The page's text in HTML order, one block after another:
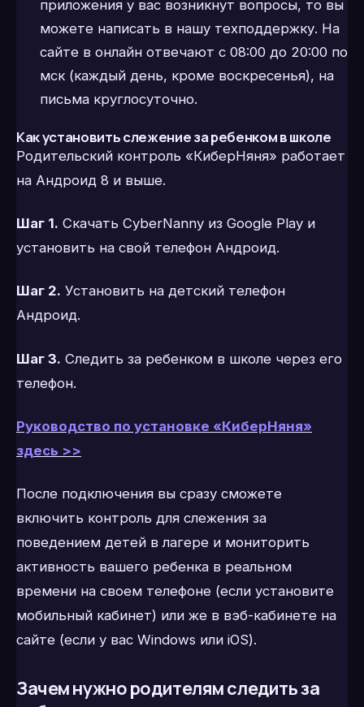
приложения у вас возникнут вопросы, то вы
можете написать в нашу техподдержку. На
сайте в онлайн отвечают с 08:00 до 20:00 по
мск (каждый день, кроме воскресенья), на
письма круглосуточно.
Как установить слежение за ребенком в школе
Родительский контроль «КиберНяня» работает
на Андроид 8 и выше.
Шаг 1. Скачать CyberNanny из Google Play и
установить на свой телефон Андроид.
Шаг 2. Установить на детский телефон
Андроид.
Шаг 3. Следить за ребенком в школе через его
телефон.
Руководство по установке «КиберНяня»
здесь >>
После подключения вы сразу сможете
включить контроль для слежения за
поведением детей в лагере и мониторить
активность вашего ребенка в реальном
времени на своем телефоне (если установите
мобильный кабинет) или же в вэб-кабинете на
сайте (если у вас Windows или iOS).
Зачем нужно родителям следить за